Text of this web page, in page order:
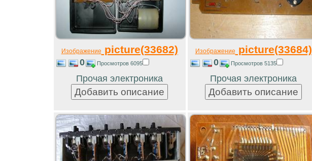
Изображение picture(33682)
0 Просмотров 6095
Прочая электроника
Изображение picture(33684)
0 Просмотров 5135
Прочая электроника